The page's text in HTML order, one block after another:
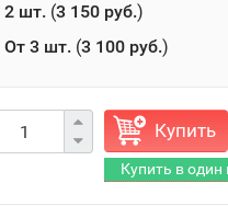
2 шт. (3 150 руб.)
От 3 шт. (3 100 руб.)
Купить